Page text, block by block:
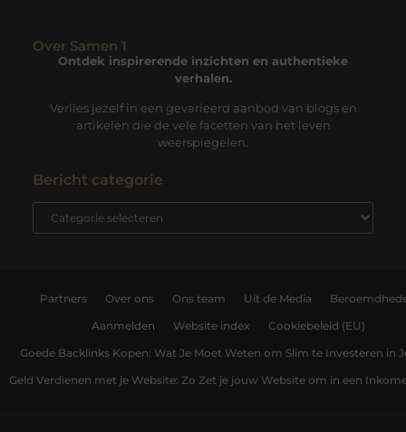
Over Samen 1
Ontdek inspirerende inzichten en authentieke
verhalen.
Verlies jezelf in een gevarieerd aanbod van blogs en
artikelen die de vele facetten van het leven
weerspiegelen.
Bericht categorie
Partners Over ons Ons team Uit de Media
Aanmelden Website index Cookiebeleid (EU)
Goede Backlinks Kopen: Wat Je Moet Weten om Slim te Investeren in
Geld Verdienen met je Website: Zo Zet je jouw Website om in een